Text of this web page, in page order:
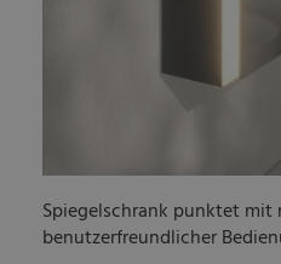
Spiegelschrank punktet
benutzerfreundlicher